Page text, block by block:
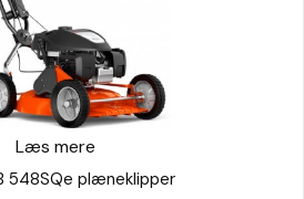
548SQe plæneklipper
Læs mere